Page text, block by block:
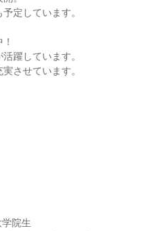
定しています。
躍しています。
させています。
院生